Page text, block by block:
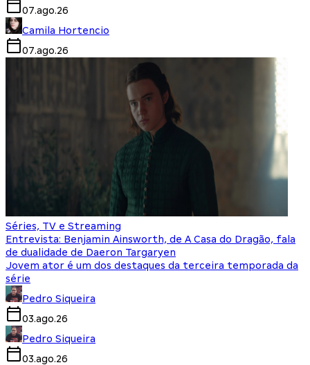
07.ago.26
Camila Hortencio
07.ago.26
Séries, TV e Streaming
Entrevista: Benjamin Ainsworth, de A Casa do Dragão, fala
de dualidade de Daeron Targaryen
Jovem ator é um dos destaques da terceira temporada da
série
Pedro Siqueira
03.ago.26
Pedro Siqueira
03.ago.26